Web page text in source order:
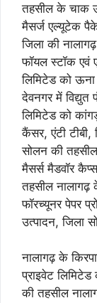
तहसील के चाक
मैसर्ज एल्यूटेक
जिला की
फॉयल स्टॉक एवं
लिमिटेड को
देवनगर में विद्युत
लिमिटेड को
कैंसर, एंटी टीबी,
सोलन की
मैसर्स मैडवॉर
तहसील नालागढ़
फॉरच्यूनर पेपर
उत्पादन, जिला
नालागढ़ के
प्राइवेट
की तहसील